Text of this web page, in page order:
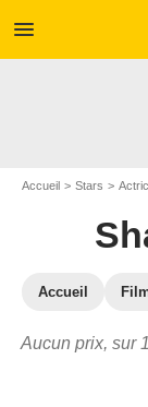
menu
Accueil Stars
Accueil
Aucun prix, sur